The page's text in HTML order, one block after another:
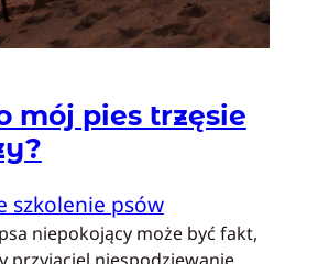
mój pies trzęsie
szkolenie psów
niepokojący może być fakt,
przyjaciel niespodziewanie